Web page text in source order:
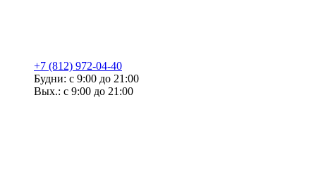
+7 (812) 972-04-40
Будни: с 9:00 до 21:00
Вых.: с 9:00 до 21:00